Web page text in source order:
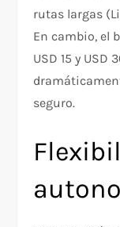
rutas largas
En cambio, el
USD 15 y USD
seguro.